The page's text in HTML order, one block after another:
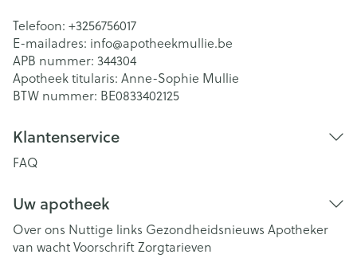
Telefoon: +3256756017
E-mailadres: info@apotheekmullie.be
APB nummer: 344304
Apotheek titularis: Anne-Sophie Mullie
BTW nummer: BE0833402125
Klantenservice
FAQ
Uw apotheek
Over ons Nuttige links Gezondheidsnieuws Apotheker
van wachtVoorschriftZorgtarieven